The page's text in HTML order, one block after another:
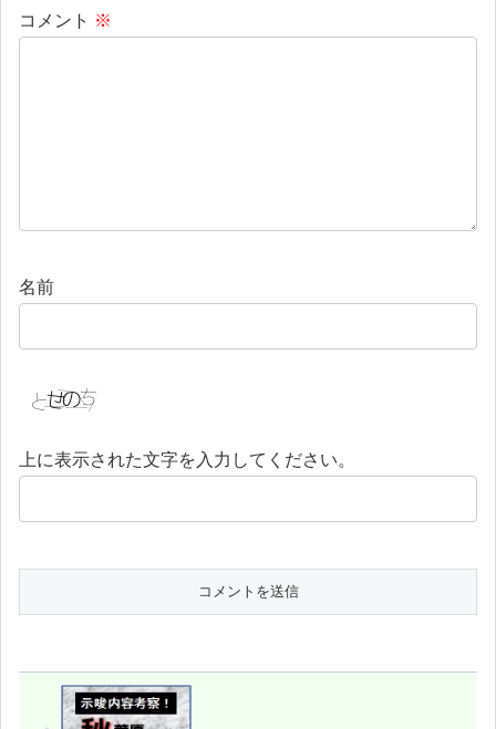
コメント ※
名前
上に表示された文字を入力してください。